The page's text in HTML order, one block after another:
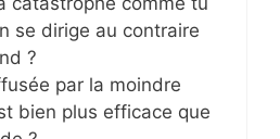
se dirige au contraire
?
par la moindre
bien plus efficace que